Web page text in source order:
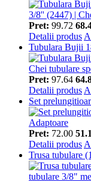
Pret: 99.72
Detalii produs
Tubulara Bujii
Pret: 97.64
Detalii produs
Set
Pret: 72.00
Detalii produs
Trusa tubulare